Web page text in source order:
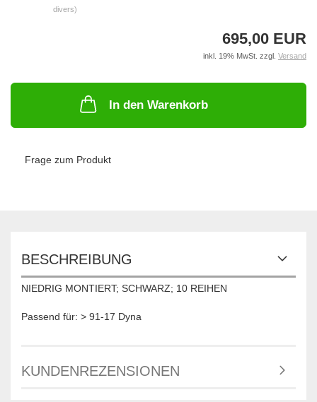
divers)
695,00 EUR
inkl. 19% MwSt. zzgl. Versand
In den Warenkorb
Frage zum Produkt
BESCHREIBUNG
NIEDRIG MONTIERT; SCHWARZ; 10 REIHEN
Passend für: > 91-17 Dyna
KUNDENREZENSIONEN